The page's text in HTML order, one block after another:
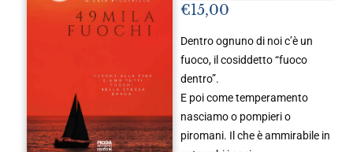
€15,00
Dentro ognuno di noi c’è un
fuoco, il cosiddetto “fuoco
dentro”.
E poi come temperamento
nasciamo o pompieri o
piromani. Il che è ammirabile in